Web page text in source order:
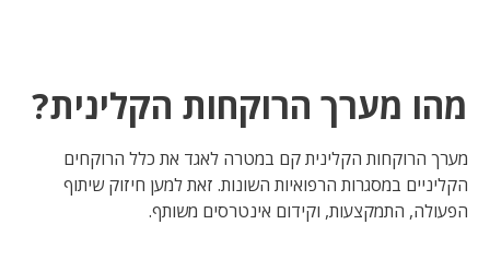
מהו מערך הרוקחות הקלינית?
מערך הרוקחות הקלינית קם במטרה לאגד את כלל הרוקחים
הקליניים במסגרות הרפואיות השונות. זאת למען חיזוק שיתוף
הפעולה, התמקצעות, וקידום אינטרסים משותף.